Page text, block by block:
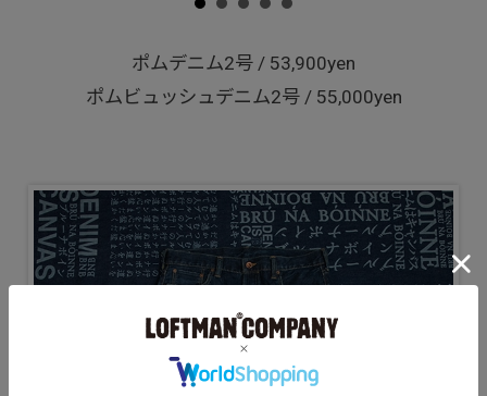
ポムデニム2号 / 53,900yen
ポムビュッシュデニム2号 / 55,000yen